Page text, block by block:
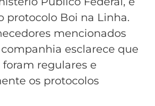
protocolo Boi na Linha.
mencionados
esclarece que
regulares e
os protocolos